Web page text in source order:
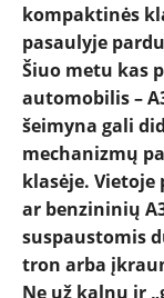
kompaktinės
pasaulyje
Šiuo metu kas
automobilis –
šeimyna gali
mechanizmų
klasėje.
ar benzininių
suspaustomis
tron arba
Ne už kalnų ir